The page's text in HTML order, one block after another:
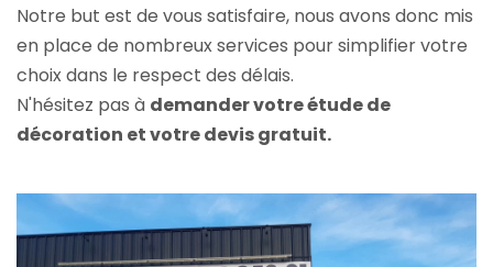
Notre but est de vous satisfaire, nous avons donc mis
en place de nombreux services pour simplifier votre
choix dans le respect des délais.
N'hésitez pas à demander votre étude de
décoration et votre devis gratuit.